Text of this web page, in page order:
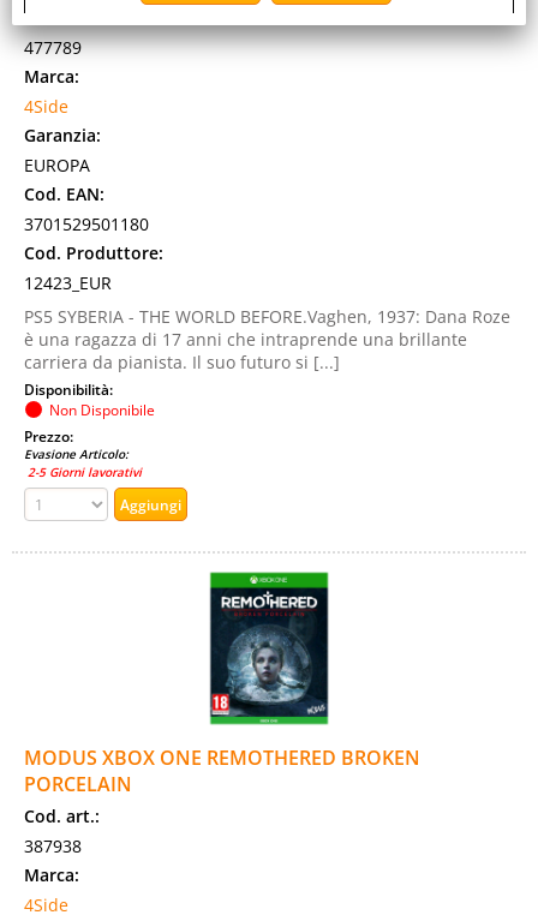
Cod. art.:
477789
Marca:
4Side
Garanzia:
EUROPA
Cod. EAN:
3701529501180
Cod. Produttore:
12423_EUR
PS5 SYBERIA - THE WORLD BEFORE.Vaghen, 1937: Dana Roze
è una ragazza di 17 anni che intraprende una brillante
carriera da pianista. Il suo futuro si [...]
Disponibilità:
Non Disponibile
Prezzo:
Evasione Articolo:
2-5 Giorni lavorativi
MODUS XBOX ONE REMOTHERED BROKEN
PORCELAIN
Cod. art.:
387938
Marca:
4Side